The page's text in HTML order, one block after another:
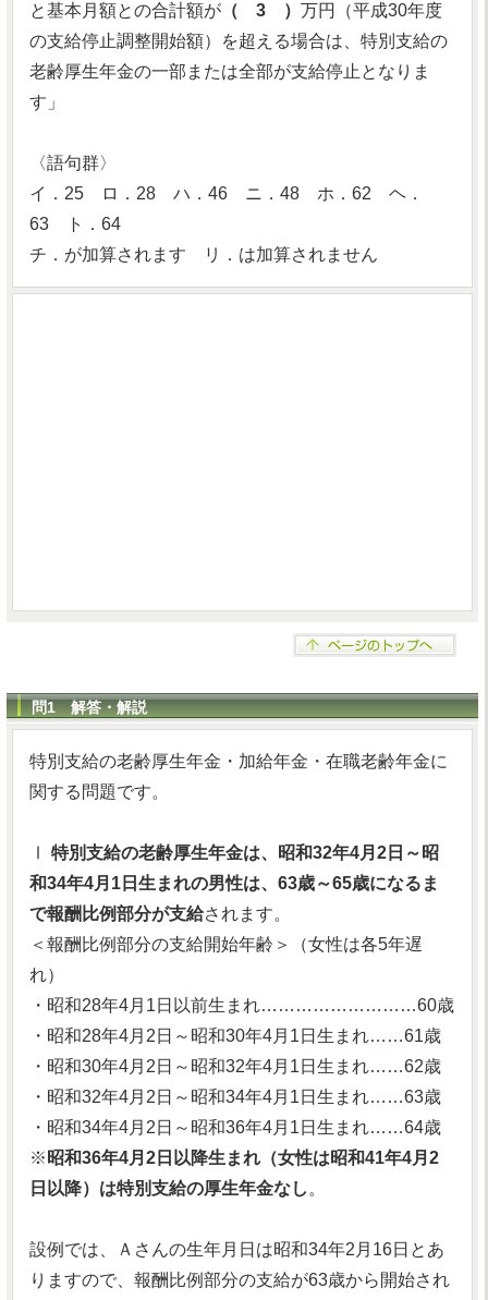
と基本月額との合計額が （ 3 ） 万円（平成30年度
の支給停止調整開始額）を超える場合は、特別支給の
老齢厚生年金の一部または全部が支給停止となりま
す」
〈語句群〉
イ．25 ロ．28 ハ．46 ニ．48 ホ．62 ヘ．
63 ト．64
チ．が加算されます リ．は加算されません
問1 解答・解説
特別支給の老齢厚生年金・加給年金・在職老齢年金に
関する問題です。
Ⅰ 特別支給の老齢厚生年金は、昭和32年4月2日～昭
和34年4月1日生まれの男性は、63歳～65歳になるま
で報酬比例部分が支給されます。
＜報酬比例部分の支給開始年齢＞（女性は各5年遅
れ）
・昭和28年4月1日以前生まれ………………………60歳
・昭和28年4月2日～昭和30年4月1日生まれ……61歳
・昭和30年4月2日～昭和32年4月1日生まれ……62歳
・昭和32年4月2日～昭和34年4月1日生まれ……63歳
・昭和34年4月2日～昭和36年4月1日生まれ……64歳
※ 昭和36年4月2日以降生まれ（女性は昭和41年4月2
日以降）は特別支給の厚生年金なし 。
設例では、Ａさんの生年月日は昭和34年2月16日とあ
りますので、報酬比例部分の支給が63歳から開始され